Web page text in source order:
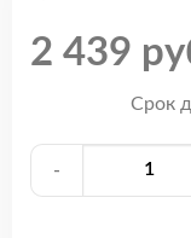
2 439
Срок
-